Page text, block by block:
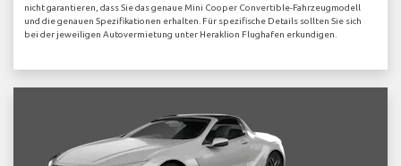
nicht garantieren, dass Sie das genaue Mini Cooper Convertible-Fahrzeugmodell
und die genauen Spezifikationen erhalten. Für spezifische Details sollten Sie sich
bei der jeweiligen Autovermietung unter Heraklion Flughafen erkundigen.